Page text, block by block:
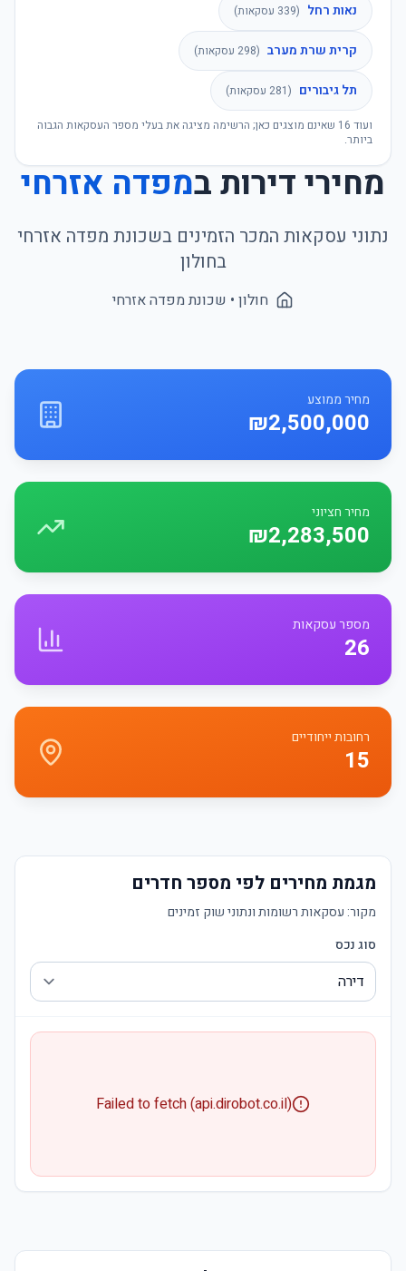
נאות רחל (
339 עסקאות)
קרית שרת מערב (
298 עסקאות)
תל גיבורים (
281 עסקאות)
ועוד 16 שאינם מוצגים כאן; הרשימה מציגה את בעלי מספר העסקאות הגבוה
ביותר.
מחירי דירות במפדה אזרחי
נתוני עסקאות המכר הזמינים בשכונת מפדה אזרחי
בחולון
חולון • שכונתמפדה אזרחי
מחיר ממוצע
₪2,500,000
מחיר חציוני
₪2,283,500
מספר עסקאות
26
רחובות ייחודיים
15
מגמת מחירים לפי מספר חדרים
מקור: עסקאות רשומות ונתוני שוק זמינים
סוג נכס
Failed to fetch (api.dirobot.co.il)